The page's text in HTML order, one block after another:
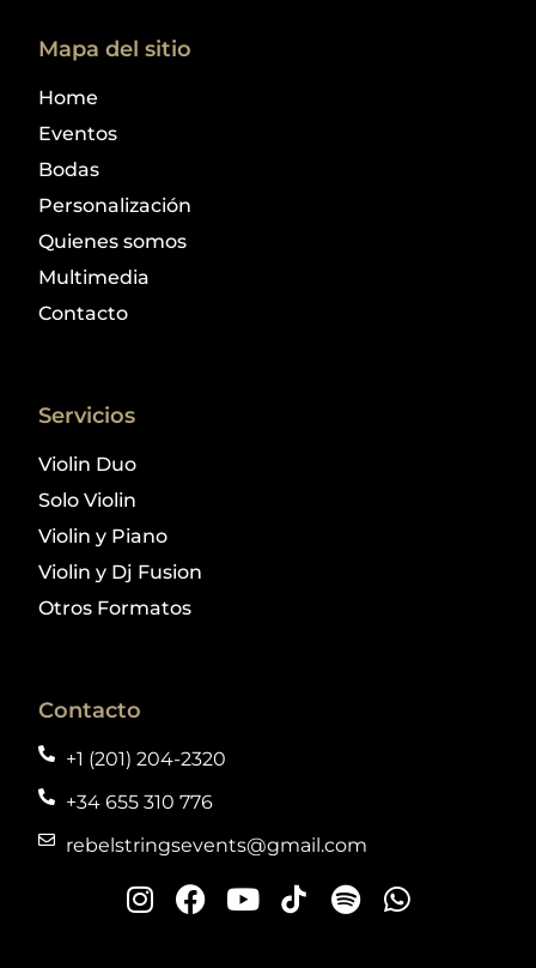
Mapa del sitio
Home
Eventos
Bodas
Personalización
Quienes somos
Multimedia
Contacto
Servicios
Violin Duo
Solo Violin
Violin y Piano
Violin y Dj Fusion
Otros Formatos
Contacto
+1 (201) 204-2320
+34 655 310 776
rebelstringsevents@gmail.com